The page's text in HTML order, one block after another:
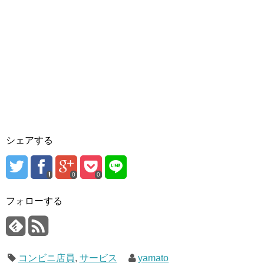
シェアする
0 0
フォローする
コンビニ店員, サービス yamato